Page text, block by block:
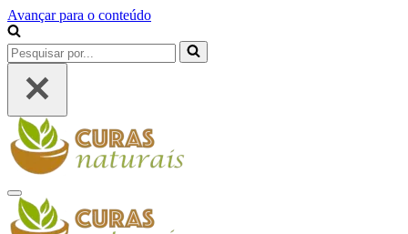
Avançar para o conteúdo
Pesquisar
por...
Menu
de
navegação